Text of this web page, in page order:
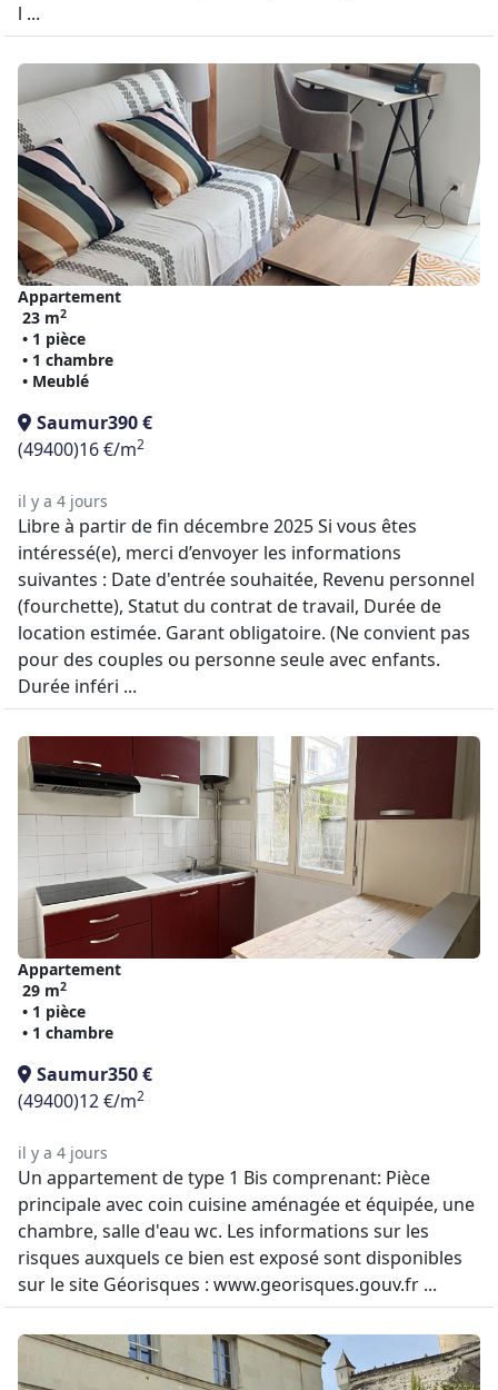
l ...
Appartement
23 m2
• 1 pièce
• 1 chambre
• Meublé
Saumur390 €
(49400)16 €/m2
il y a 4 jours
Libre à partir de fin décembre 2025 Si vous êtes
intéressé(e), merci d’envoyer les informations
suivantes : Date d'entrée souhaitée, Revenu personnel
(fourchette), Statut du contrat de travail, Durée de
location estimée. Garant obligatoire. (Ne convient pas
pour des couples ou personne seule avec enfants.
Durée inféri ...
Appartement
29 m2
• 1 pièce
• 1 chambre
Saumur350 €
(49400)12 €/m2
il y a 4 jours
Un appartement de type 1 Bis comprenant: Pièce
principale avec coin cuisine aménagée et équipée, une
chambre, salle d'eau wc. Les informations sur les
risques auxquels ce bien est exposé sont disponibles
sur le site Géorisques : www.georisques.gouv.fr ...